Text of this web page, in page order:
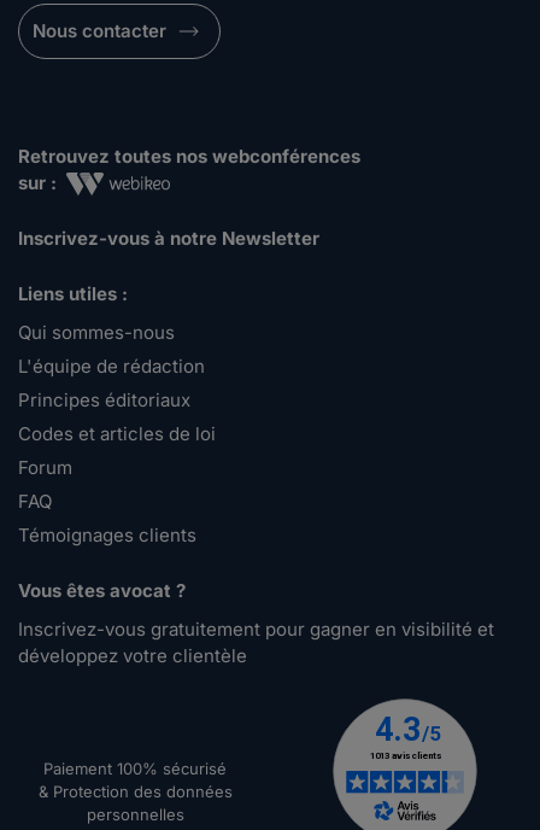
Nous contacter
Retrouvez toutes nos webconférences
sur :
Inscrivez-vous à notre Newsletter
Liens utiles :
Qui sommes-nous
L'équipe de rédaction
Principes éditoriaux
Codes et articles de loi
Forum
FAQ
Témoignages clients
Vous êtes avocat ?
Inscrivez-vous gratuitement pour gagner en visibilité et
développez votre clientèle
Paiement 100% sécurisé
& Protection des données
personnelles